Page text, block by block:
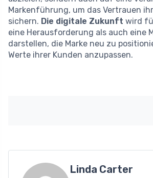
Markenführung, um das Vertrauen
sichern. Die digitale Zukunft wird
eine Herausforderung als auch eine
darstellen, die Marke neu zu
Werte ihrer Kunden anzupassen.
Linda Carter